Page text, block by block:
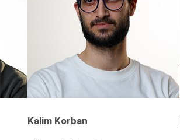
Kalim Korban